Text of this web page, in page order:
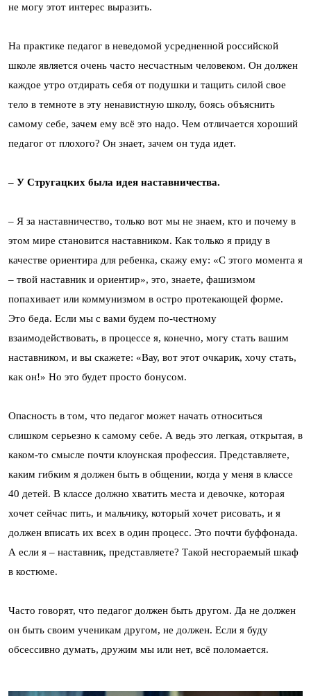
не могу этот интерес выразить.
На практике педагог в неведомой усредненной российской
школе является очень часто несчастным человеком. Он должен
каждое утро отдирать себя от подушки и тащить силой свое
тело в темноте в эту ненавистную школу, боясь объяснить
самому себе, зачем ему всё это надо. Чем отличается хороший
педагог от плохого? Он знает, зачем он туда идет.
– У Стругацких была идея наставничества.
– Я за наставничество, только вот мы не знаем, кто и почему в
этом мире становится наставником. Как только я приду в
качестве ориентира для ребенка, скажу ему: «С этого момента я
– твой наставник и ориентир», это, знаете, фашизмом
попахивает или коммунизмом в остро протекающей форме.
Это беда. Если мы с вами будем по-честному
взаимодействовать, в процессе я, конечно, могу стать вашим
наставником, и вы скажете: «Вау, вот этот очкарик, хочу стать,
как он!» Но это будет просто бонусом.
Опасность в том, что педагог может начать относиться
слишком серьезно к самому себе. А ведь это легкая, открытая, в
каком-то смысле почти клоунская профессия. Представляете,
каким гибким я должен быть в общении, когда у меня в классе
40 детей. В классе должно хватить места и девочке, которая
хочет сейчас пить, и мальчику, который хочет рисовать, и я
должен вписать их всех в один процесс. Это почти буффонада.
А если я – наставник, представляете? Такой несгораемый шкаф
в костюме.
Часто говорят, что педагог должен быть другом. Да не должен
он быть своим ученикам другом, не должен. Если я буду
обсессивно думать, дружим мы или нет, всё поломается.